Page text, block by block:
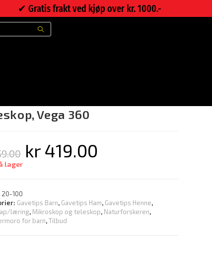
✔︎ Gratis frakt ved kjøp over kr. 1000.-
Vega 360
kr 419.00
lager
20-100
Gavetips Barn, Gavetips Ham, Gavetips Henne,
læring, Mikroskop og teleskop, Naturforskeren,
for barn,Tilbud